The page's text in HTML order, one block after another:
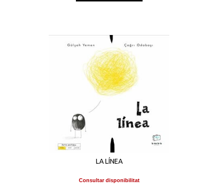
LA LÍNEA
Consultar disponibilitat